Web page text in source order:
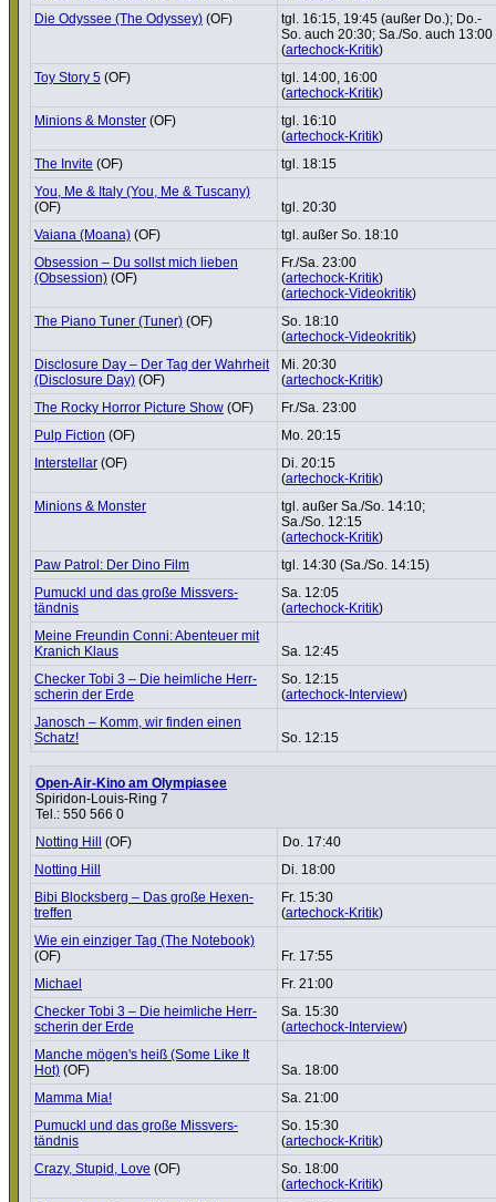
Die Odyssee (The Odyssey) (OF)
tgl. 16:15, 19:45 (außer Do.); Do.-
So. auch 20:30; Sa./So. auch 13:00
(artechock-Kritik)
Toy Story 5 (OF)
tgl. 14:00, 16:00
(artechock-Kritik)
Minions & Monster (OF)
tgl. 16:10
(artechock-Kritik)
The Invite (OF)
tgl. 18:15
You, Me & Italy (You, Me & Tuscany)
(OF)
tgl. 20:30
Vaiana (Moana) (OF)
tgl. außer So. 18:10
Obsession – Du sollst mich lieben
(Obsession) (OF)
Fr./Sa. 23:00
(artechock-Kritik)
(artechock-Videokritik)
The Piano Tuner (Tuner) (OF)
So. 18:10
(artechock-Videokritik)
Disclo­sure Day – Der Tag der Wahrheit
(Disclo­sure Day) (OF)
Mi. 20:30
(artechock-Kritik)
The Rocky Horror Picture Show (OF)
Fr./Sa. 23:00
Pulp Fiction (OF)
Mo. 20:15
Inter­stellar (OF)
Di. 20:15
(artechock-Kritik)
Minions & Monster
tgl. außer Sa./So. 14:10;
Sa./So. 12:15
(artechock-Kritik)
Paw Patrol: Der Dino Film
tgl. 14:30 (Sa./So. 14:15)
Pumuckl und das große Miss­ver­s­
tändnis
Sa. 12:05
(artechock-Kritik)
Meine Freundin Conni: Abenteuer mit
Kranich Klaus
Sa. 12:45
Checker Tobi 3 – Die heimliche Herr­
scherin der Erde
So. 12:15
(artechock-Interview)
Janosch – Komm, wir finden einen
Schatz!
So. 12:15
Open-Air-Kino am Olympiasee
Spiridon-Louis-Ring 7
Tel.: 550 566 0
Notting Hill (OF)
Do. 17:40
Notting Hill
Di. 18:00
Bibi Blocks­berg – Das große Hexen­
treffen
Fr. 15:30
(artechock-Kritik)
Wie ein einziger Tag (The Notebook)
(OF)
Fr. 17:55
Michael
Fr. 21:00
Checker Tobi 3 – Die heimliche Herr­
scherin der Erde
Sa. 15:30
(artechock-Interview)
Manche mögen's heiß (Some Like It
Hot) (OF)
Sa. 18:00
Mamma Mia!
Sa. 21:00
Pumuckl und das große Miss­ver­s­
tändnis
So. 15:30
(artechock-Kritik)
Crazy, Stupid, Love (OF)
So. 18:00
(artechock-Kritik)